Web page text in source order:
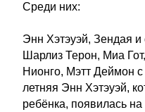
Среди них:
Энн Хэтэуэй, Зендая
Шарлиз Терон, Миа
Нионго, Мэтт Деймон
летняя Энн Хэтэуэй,
ребёнка, появилась